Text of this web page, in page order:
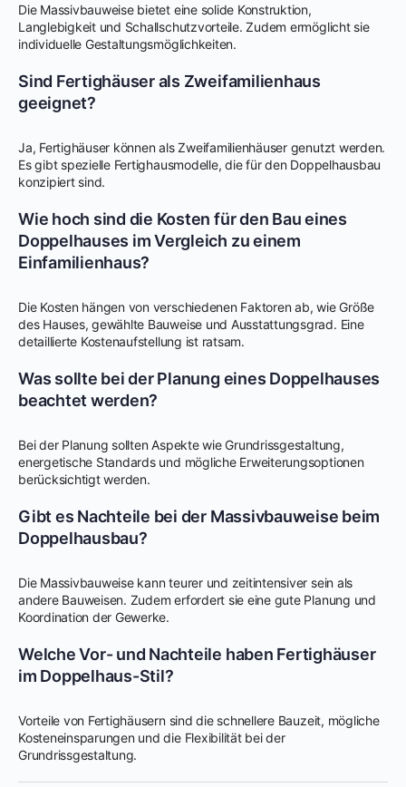
Die Massivbauweise bietet eine solide Konstruktion,
Langlebigkeit und Schallschutzvorteile. Zudem ermöglicht sie
individuelle Gestaltungsmöglichkeiten.
Sind Fertighäuser als Zweifamilienhaus
geeignet?
Ja, Fertighäuser können als Zweifamilienhäuser genutzt werden.
Es gibt spezielle Fertighausmodelle, die für den Doppelhausbau
konzipiert sind.
Wie hoch sind die Kosten für den Bau eines
Doppelhauses im Vergleich zu einem
Einfamilienhaus?
Die Kosten hängen von verschiedenen Faktoren ab, wie Größe
des Hauses, gewählte Bauweise und Ausstattungsgrad. Eine
detaillierte Kostenaufstellung ist ratsam.
Was sollte bei der Planung eines Doppelhauses
beachtet werden?
Bei der Planung sollten Aspekte wie Grundrissgestaltung,
energetische Standards und mögliche Erweiterungsoptionen
berücksichtigt werden.
Gibt es Nachteile bei der Massivbauweise beim
Doppelhausbau?
Die Massivbauweise kann teurer und zeitintensiver sein als
andere Bauweisen. Zudem erfordert sie eine gute Planung und
Koordination der Gewerke.
Welche Vor- und Nachteile haben Fertighäuser
im Doppelhaus-Stil?
Vorteile von Fertighäusern sind die schnellere Bauzeit, mögliche
Kosteneinsparungen und die Flexibilität bei der
Grundrissgestaltung.